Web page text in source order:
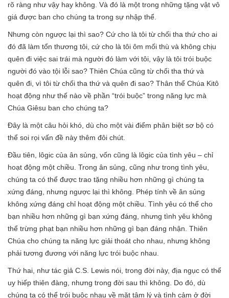
rõ ràng như vậy hay không. Và đó là một trong những tặng vật vô
giá được ban cho chúng ta trong sự nhập thể.
Nhưng còn ngược lại thì sao? Cứ cho là tôi từ chối tha thứ cho ai
đó đã làm tổn thương tôi, cứ cho là tôi ôm mối thù và không chịu
quên đi việc sai trái mà người đó làm với tôi, vậy là tôi trói buộc
người đó vào tội lỗi sao? Thiên Chúa cũng từ chối tha thứ và
quên đi, vì tôi từ chối tha thứ và quên đi sao? Thân thể Chúa Kitô
hoạt động như thế nào về phần “trói buộc” trong năng lực mà
Chúa Giêsu ban cho chúng ta?
Đây là một câu hỏi khó, dù cho một vài điểm phân biệt sơ bộ có
thể soi rọi vấn đề này thêm đôi chút.
Đầu tiên, lôgic của ân sủng, vốn cũng là lôgic của tình yêu – chỉ
hoạt động một chiều. Trong ân sủng, cũng như trong tình yêu,
chúng ta có thể được trao tặng nhiều hơn những gì chúng ta
xứng đáng, nhưng ngược lại thì không. Phép tính về ân sủng
không xứng đáng chỉ hoạt động một chiều. Tình yêu có thể cho
bạn nhiều hơn những gì bạn xứng đáng, nhưng tình yêu không
thể trừng phạt bạn nhiều hơn những gì bạn đáng nhận. Thiên
Chúa cho chúng ta năng lực giải thoát cho nhau, nhưng không
phải tương đương với năng lực trói buộc nhau.
Thứ hai, như tác giả C.S. Lewis nói, trong đời này, địa ngục có thể
uy hiếp thiên đàng, nhưng trong đời sau thì không. Do đó, dù
chúng ta có thể trói buộc nhau về mặt tâm lý và tình cảm ở đời